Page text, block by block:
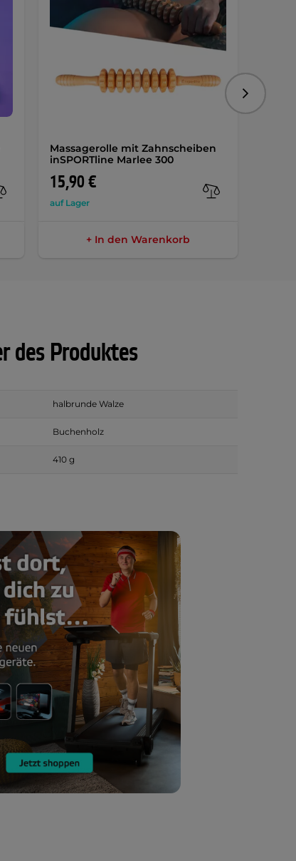
Massagerolle mit Zahnscheiben
inSPORTline Marlee 300
15,90 €
auf Lager
+ In den Warenkorb
Folgend
des Produktes
halbrunde Walze
Buchenholz
410 g